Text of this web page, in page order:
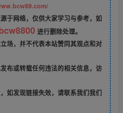
于网络，仅供大家学习与参考，如
进行删除处理。
场，并不代表本站赞同其观点和对
布或转载任何违法的相关信息，访
如发现链接失效，请联系我们我们